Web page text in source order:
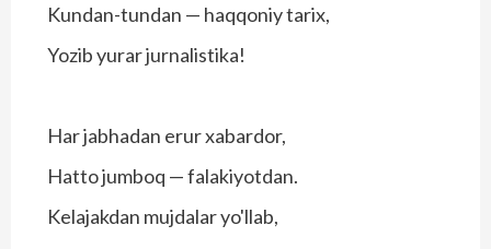
Kundan-tundan — haqqoniy tarix,
Yozib yurar jurnalistika!
Har jabhadan erur xabardor,
Hatto jumboq — falakiyotdan.
Kelajakdan mujdalar yo'llab,